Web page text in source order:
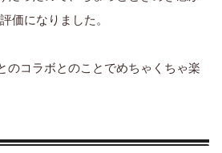
価になりました。
のコラボとのことでめちゃくちゃ楽